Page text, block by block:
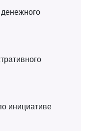
инициативе